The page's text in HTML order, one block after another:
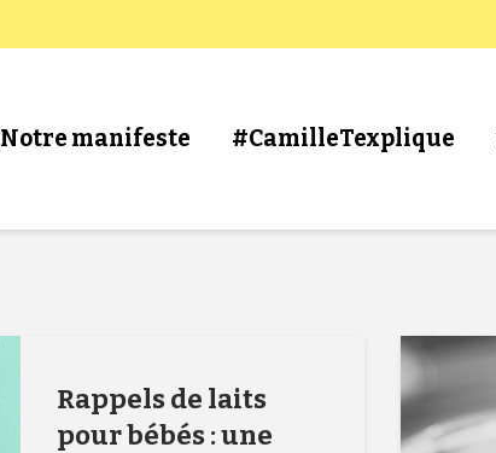
Notre manifeste #CamilleTexplique
Rappels de laits
pour bébés : une